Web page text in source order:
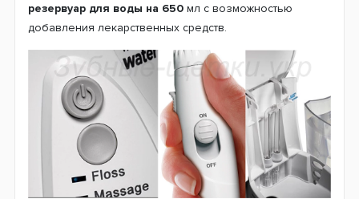
резервуар для воды на 650 мл с возможностью
добавления лекарственных средств.